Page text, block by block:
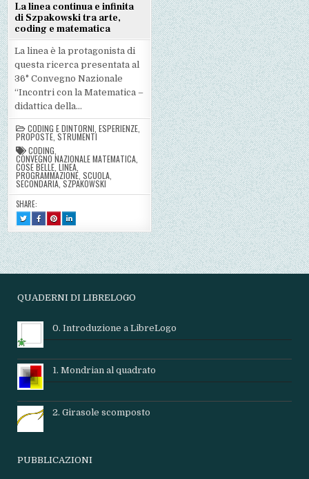
La linea continua e infinita
di Szpakowski tra arte,
coding e matematica
La linea è la protagonista di
questa ricerca presentata al
36° Convegno Nazionale
“Incontri con la Matematica –
didattica della…
CODING E DINTORNI ,ESPERIENZE
PROPOSTE ,STRUMENTI
CODING
CONVEGNO NAZIONALE MATEMATICA
COSE BELLE ,LINEA
PROGRAMMAZIONE ,SCUOLA
SECONDARIA ,SZPAKOWSKI
SHARE:
TWEET
THIS!
:
LA
LINEA
CONTINUA
E
INFINITA
DI
ARTE,
CODING
SHARE
THIS
ON
FACEBOOK
:
LA
LINEA
CONTINUA
E
SZPAKOWSKI
TRA
E
MATEMATICA
SHARE
THIS
ON
PINTEREST
:
LA
LINEA
CONTINUA
E
SZPAKOWSKI
TRA
MATEMATICA
SHARE
THIS
ON
LINKEDIN
:
LA
LINEA
CONTINUA
E
SZPAKOWSKI
TRA
MATEMATICA
QUADERNI DI LIBRELOGO
0. Introduzione a LibreLogo
1. Mondrian al quadrato
2. Girasole scomposto
PUBBLICAZIONI